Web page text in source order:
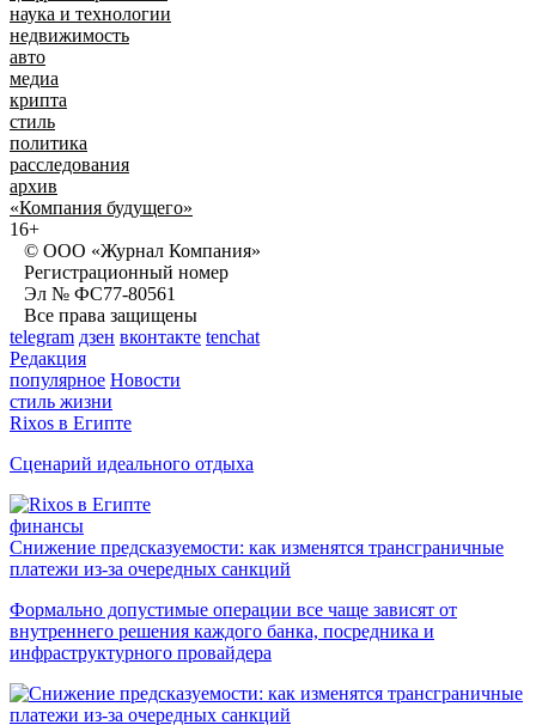
наука и технологии
недвижимость
авто
медиа
крипта
стиль
политика
расследования
архив
«Компания будущего»
16+
© ООО «Журнал Компания»
Регистрационный номер
Эл № ФС77-80561
Все права защищены
telegram дзен вконтакте tenchat
Редакция
популярное Новости
стиль жизни
Rixos в Египте
Сценарий идеального отдыха
финансы
Снижение предсказуемости: как изменятся трансграничные
платежи из-за очередных санкций
Формально допустимые операции все чаще зависят от
внутреннего решения каждого банка, посредника и
инфраструктурного провайдера